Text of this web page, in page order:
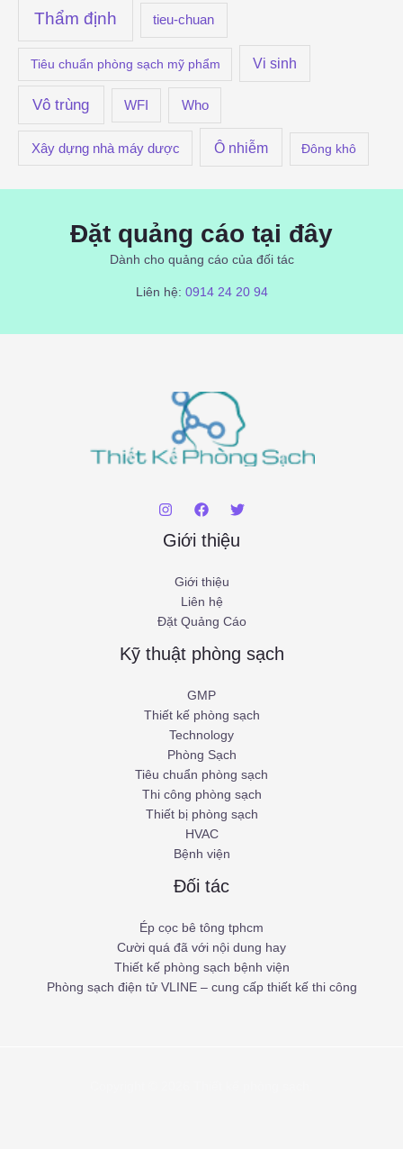
Thẩm định tieu-chuan
Tiêu chuẩn phòng sạch mỹ phẩm Vi sinh
Vô trùng WFI Who
Xây dựng nhà máy dược Ô nhiễm Đông khô
Đặt quảng cáo tại đây
Dành cho quảng cáo của đối tác
Liên hệ: 0914 24 20 94
Giới thiệu
Giới thiệu
Liên hệ
Đặt Quảng Cáo
Kỹ thuật phòng sạch
GMP
Thiết kế phòng sạch
Technology
Phòng Sạch
Tiêu chuẩn phòng sạch
Thi công phòng sạch
Thiết bị phòng sạch
HVAC
Bệnh viện
Đối tác
Ép cọc bê tông tphcm
Cười quá đã với nội dung hay
Thiết kế phòng sạch bệnh viện
Phòng sạch điện tử VLINE – cung cấp thiết kế thi công